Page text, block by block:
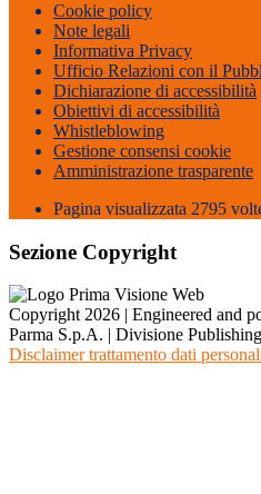
Cookie policy
Note legali
Informativa Privacy
Ufficio Relazioni con il
Dichiarazione di accessibilità
Obiettivi di accessibilità
Whistleblowing
Gestione consensi cookie
Amministrazione trasparente
Pagina visualizzata 2795
Sezione Copyright
Copyright 2026 | Engineered and
Parma S.p.A. | Divisione
Disclaimer trattamento dati